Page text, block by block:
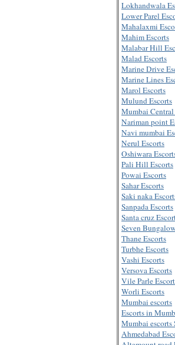
Lokhandwala
Lower Parel
Mahalaxmi
Mahim Escorts
Malabar Hill
Malad Escorts
Marine Drive
Marine Lines
Marol Escorts
Mulund Escorts
Mumbai Central
Nariman point
Navi mumbai
Nerul Escorts
Oshiwara
Pali Hill Escorts
Powai Escorts
Sahar Escorts
Saki naka
Sanpada Escorts
Santa cruz
Seven
Thane Escorts
Turbhe Escorts
Vashi Escorts
Versova Escorts
Vile Parle
Worli Escorts
Mumbai escorts
Escorts in
Mumbai escorts
Ahmedabad